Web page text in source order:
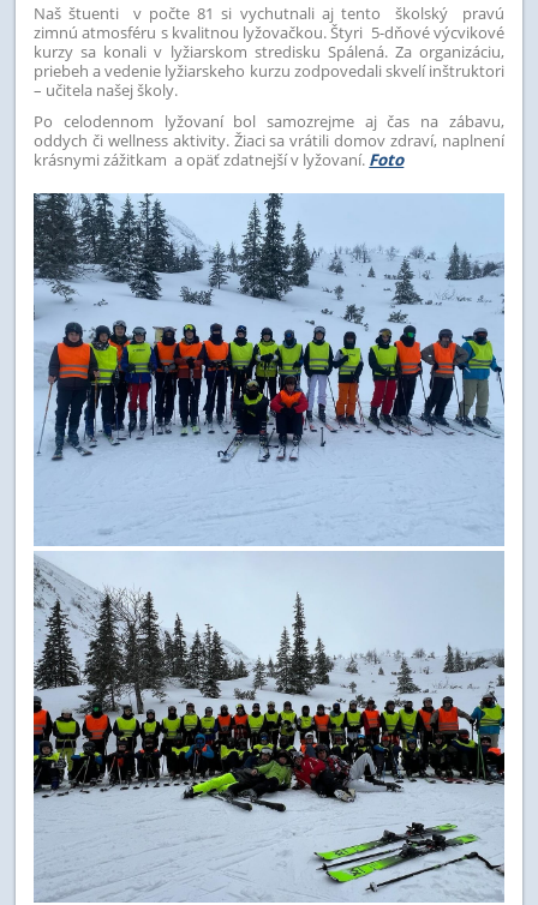
Naš štuenti v počte 81 si vychutnali aj tento školský pravú
zimnú atmosféru s kvalitnou lyžovačkou. Štyri 5-dňové výcvikové
kurzy sa konali v lyžiarskom stredisku Spálená. Za organizáciu,
priebeh a vedenie lyžiarskeho kurzu zodpovedali skvelí inštruktori
– učitela našej školy.
Po celodennom lyžovaní bol samozrejme aj čas na zábavu,
oddych či wellness aktivity. Žiaci sa vrátili domov zdraví, naplnení
krásnymi zážitkam a opäť zdatnejší v lyžovaní. Foto